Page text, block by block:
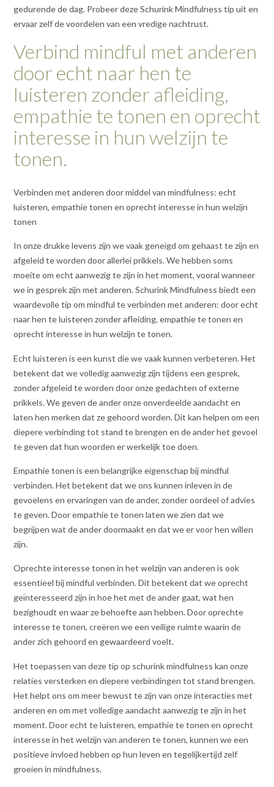
gedurende de dag. Probeer deze Schurink Mindfulness tip uit en
ervaar zelf de voordelen van een vredige nachtrust.
Verbind mindful met anderen
door echt naar hen te
luisteren zonder afleiding,
empathie te tonen en oprecht
interesse in hun welzijn te
tonen.
Verbinden met anderen door middel van mindfulness: echt
luisteren, empathie tonen en oprecht interesse in hun welzijn
tonen
In onze drukke levens zijn we vaak geneigd om gehaast te zijn en
afgeleid te worden door allerlei prikkels. We hebben soms
moeite om echt aanwezig te zijn in het moment, vooral wanneer
we in gesprek zijn met anderen. Schurink Mindfulness biedt een
waardevolle tip om mindful te verbinden met anderen: door echt
naar hen te luisteren zonder afleiding, empathie te tonen en
oprecht interesse in hun welzijn te tonen.
Echt luisteren is een kunst die we vaak kunnen verbeteren. Het
betekent dat we volledig aanwezig zijn tijdens een gesprek,
zonder afgeleid te worden door onze gedachten of externe
prikkels. We geven de ander onze onverdeelde aandacht en
laten hen merken dat ze gehoord worden. Dit kan helpen om een
diepere verbinding tot stand te brengen en de ander het gevoel
te geven dat hun woorden er werkelijk toe doen.
Empathie tonen is een belangrijke eigenschap bij mindful
verbinden. Het betekent dat we ons kunnen inleven in de
gevoelens en ervaringen van de ander, zonder oordeel of advies
te geven. Door empathie te tonen laten we zien dat we
begrijpen wat de ander doormaakt en dat we er voor hen willen
zijn.
Oprechte interesse tonen in het welzijn van anderen is ook
essentieel bij mindful verbinden. Dit betekent dat we oprecht
geïnteresseerd zijn in hoe het met de ander gaat, wat hen
bezighoudt en waar ze behoefte aan hebben. Door oprechte
interesse te tonen, creëren we een veilige ruimte waarin de
ander zich gehoord en gewaardeerd voelt.
Het toepassen van deze tip op schurink mindfulness kan onze
relaties versterken en diepere verbindingen tot stand brengen.
Het helpt ons om meer bewust te zijn van onze interacties met
anderen en om met volledige aandacht aanwezig te zijn in het
moment. Door echt te luisteren, empathie te tonen en oprecht
interesse in het welzijn van anderen te tonen, kunnen we een
positieve invloed hebben op hun leven en tegelijkertijd zelf
groeien in mindfulness.